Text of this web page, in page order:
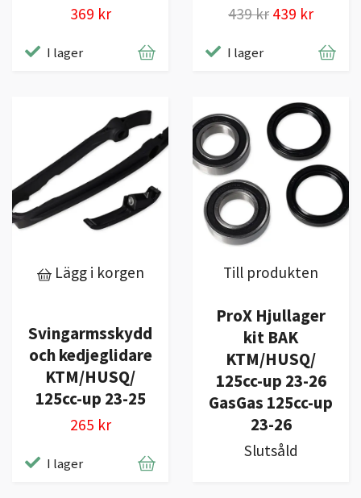
369 kr
I lager
439 kr 439 kr
I lager
Lägg i korgen
Svingarmsskydd
och kedjeglidare
KTM/HUSQ/
125cc-up 23-25
265 kr
I lager
Till produkten
ProX Hjullager
kit BAK
KTM/HUSQ/
125cc-up 23-26
GasGas 125cc-up
23-26
Slutsåld